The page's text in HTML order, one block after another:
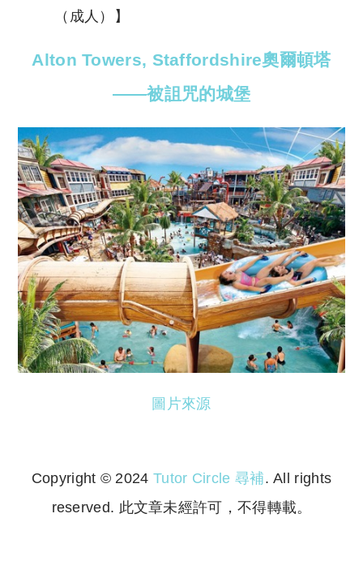
（成人）】
Alton Towers, Staffordshire奧爾頓塔
——被詛咒的城堡
圖片來源
Copyright © 2024 Tutor Circle 尋補. All rights
reserved. 此文章未經許可，不得轉載。